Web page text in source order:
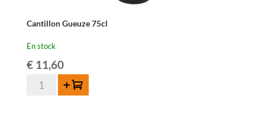
Cantillon Gueuze 75cl
En stock
€11,60
quantité
Ajouter au panier